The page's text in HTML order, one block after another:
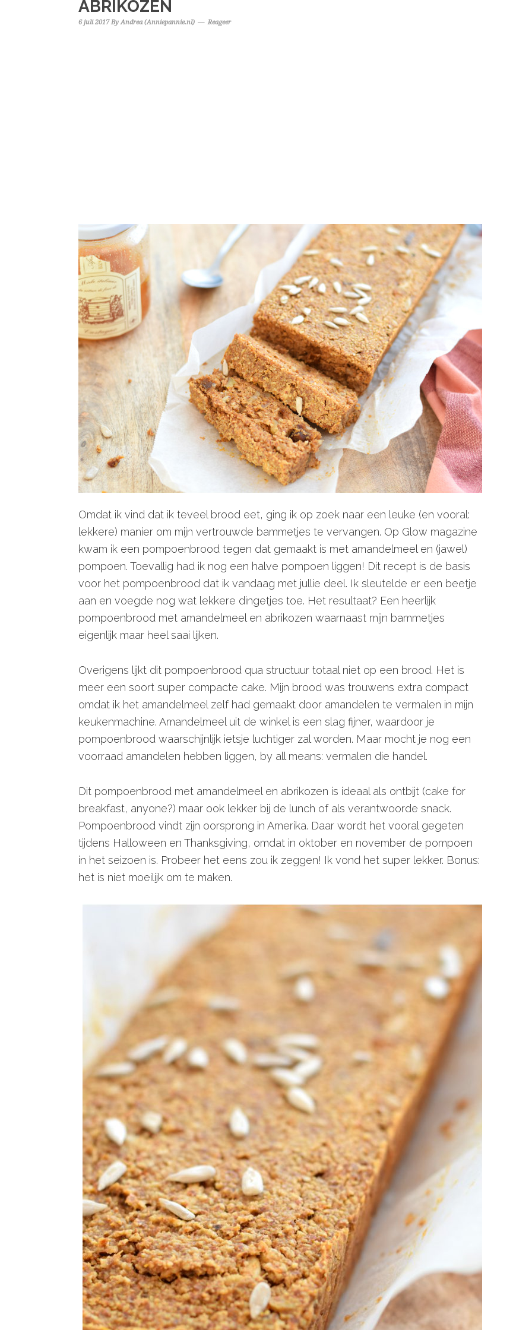
ABRIKOZEN
6 juli 2017ByAndrea (Anniepannie.nl) Reageer
Omdat ik vind dat ik teveel brood eet, ging ik op zoek naar een leuke (en vooral:
lekkere) manier om mijn vertrouwde bammetjes te vervangen. Op Glow magazine
kwam ik een pompoenbrood tegen dat gemaakt is met amandelmeel en (jawel)
pompoen. Toevallig had ik nog een halve pompoen liggen! Dit recept is de basis
voor het pompoenbrood dat ik vandaag met jullie deel. Ik sleutelde er een beetje
aan en voegde nog wat lekkere dingetjes toe. Het resultaat? Een heerlijk
pompoenbrood met amandelmeel en abrikozen waarnaast mijn bammetjes
eigenlijk maar heel saai lijken.
Overigens lijkt dit pompoenbrood qua structuur totaal niet op een brood. Het is
meer een soort super compacte cake. Mijn brood was trouwens extra compact
omdat ik het amandelmeel zelf had gemaakt door amandelen te vermalen in mijn
keukenmachine. Amandelmeel uit de winkel is een slag fijner, waardoor je
pompoenbrood waarschijnlijk ietsje luchtiger zal worden. Maar mocht je nog een
voorraad amandelen hebben liggen, by all means: vermalen die handel.
Dit pompoenbrood met amandelmeel en abrikozen is ideaal als ontbijt (cake for
breakfast, anyone?) maar ook lekker bij de lunch of als verantwoorde snack.
Pompoenbrood vindt zijn oorsprong in Amerika. Daar wordt het vooral gegeten
tijdens Halloween en Thanksgiving, omdat in oktober en november de pompoen
in het seizoen is. Probeer het eens zou ik zeggen! Ik vond het super lekker. Bonus:
het is niet moeilijk om te maken.